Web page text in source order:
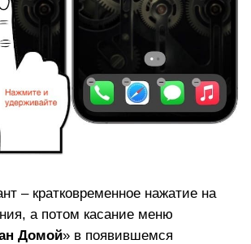
– кратковременное нажатие на
а потом касание меню
Домой» в появившемся